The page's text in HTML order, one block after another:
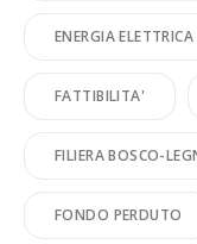
ENERGIA
FATTIBILITA'
FILIERA BOSCO-
FONDO PERDUTO